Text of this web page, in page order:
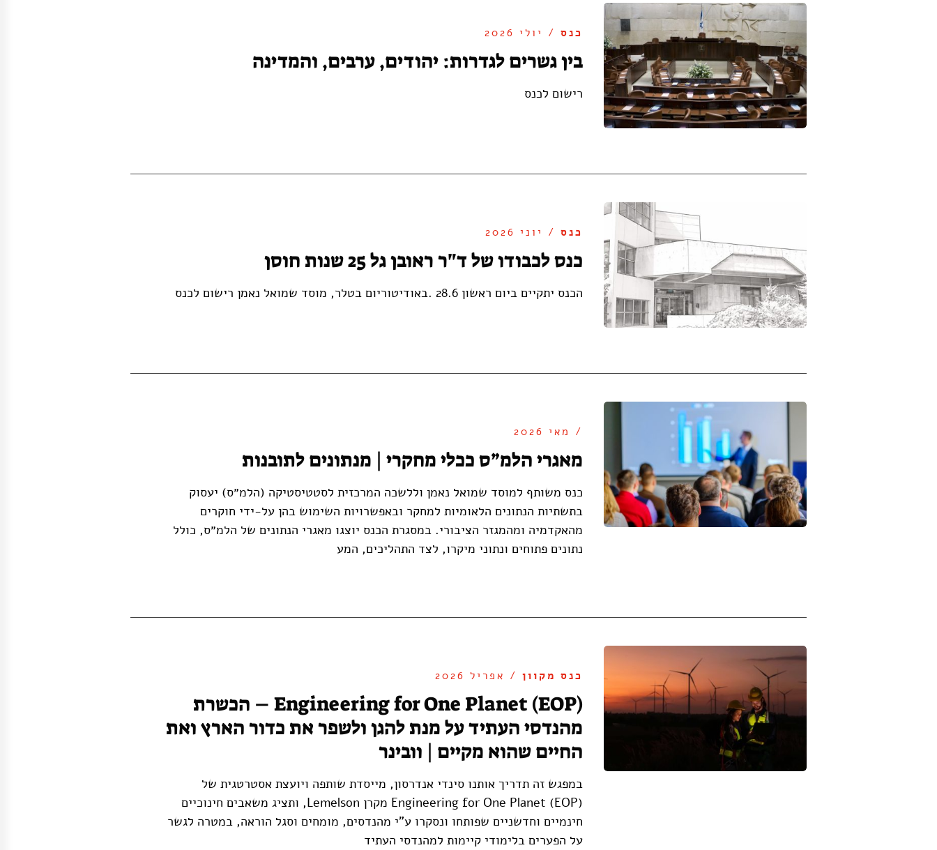
כנס / יולי 2026
בין גשרים לגדרות: יהודים, ערבים, והמדינה
רישום לכנס
כנס / יוני 2026
כנס לכבודו של ד"ר ראובן גל 25 שנות חוסן
הכנס יתקיים ביום ראשון 28.6 .באודיטוריום בטלר, מוסד שמואל נאמן רישום לכנס
/ מאי 2026
מאגרי הלמ״ס ככלי מחקרי | מנתונים לתובנות
כנס משותף למוסד שמואל נאמן וללשכה המרכזית לסטטיסטיקה (הלמ״ס) יעסוק
בתשתיות הנתונים הלאומיות למחקר ובאפשרויות השימוש בהן על-ידי חוקרים
מהאקדמיה ומהמגזר הציבורי. במסגרת הכנס יוצגו מאגרי הנתונים של הלמ״ס, כולל
נתונים פתוחים ונתוני מיקרו, לצד התהליכים, המע
כנס מקוון / אפריל 2026
Engineering for One Planet (EOP) – הכשרת
מהנדסי העתיד על מנת להגן ולשפר את כדור הארץ ואת
החיים שהוא מקיים | וובינר
במפגש זה תדריך אותנו סינדי אנדרסון, מייסדת שותפה ויועצת אסטרטגית של
Engineering for One Planet (EOP) מקרן Lemelson, ותציג משאבים חינוכיים
חינמיים וחדשניים שפותחו ונסקרו ע"י מהנדסים, מומחים וסגל הוראה, במטרה לגשר
על הפערים בלימודי קיימות למהנדסי העתיד